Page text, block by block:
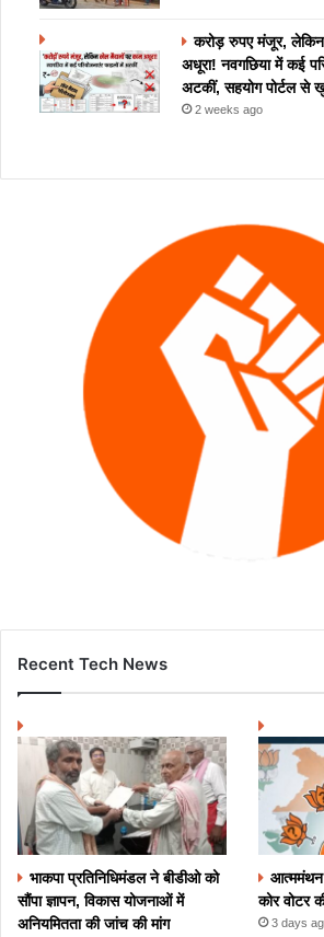
करोड़ रुपए मंजूर,
अधूरा! नवगछिया में कई
अटकीं, सहयोग पोर्टल से
2 weeks ago
Recent Tech News
भाकपा प्रतिनिधिमंडल ने बीडीओ को
सौंपा ज्ञापन, विकास योजनाओं में
अनियमितता की जांच की मांग
आत्ममंथन
कोर वोटर
3 days